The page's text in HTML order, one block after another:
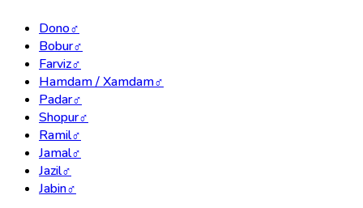
Dono♂
Bobur♂
Farviz♂
Hamdam / Xamdam♂
Padar♂
Shopur♂
Ramil♂
Jamal♂
Jazil♂
Jabin♂